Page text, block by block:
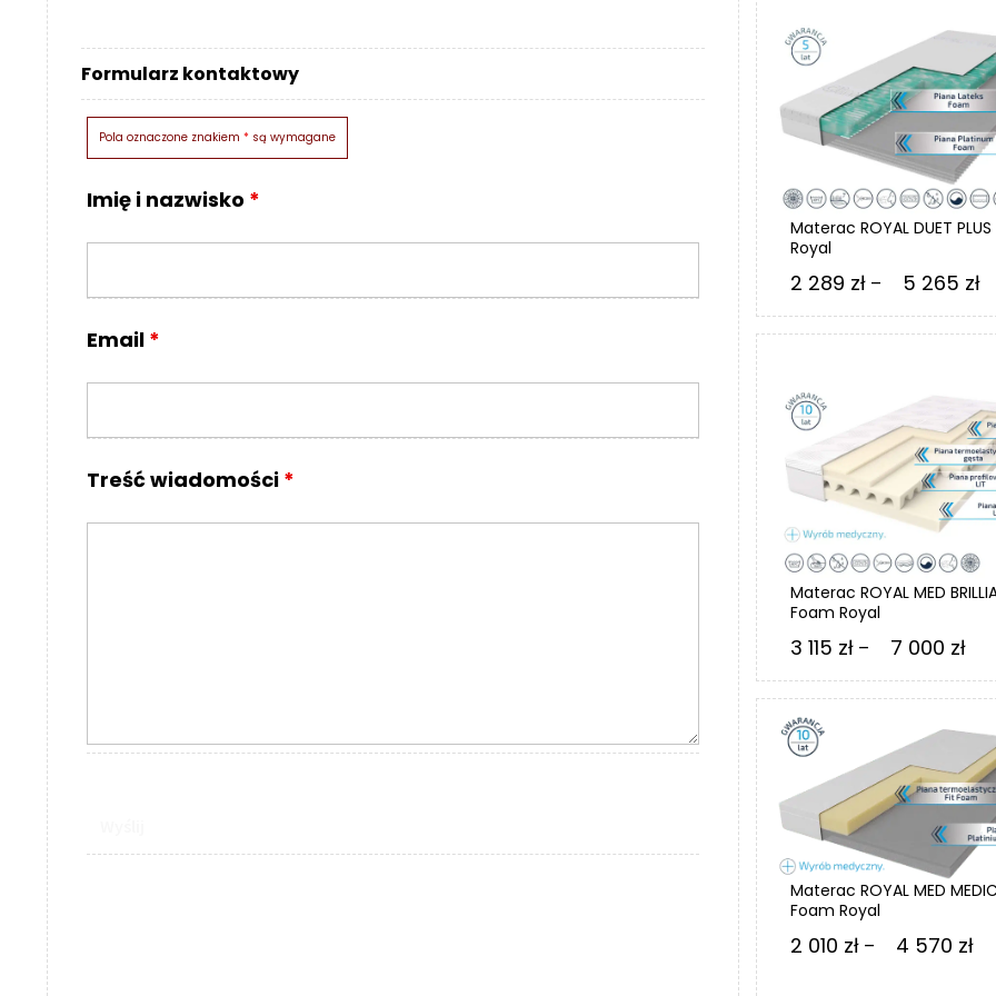
Formularz kontaktowy
Pola oznaczone znakiem * są wymagane
Imię i nazwisko *
Email *
Treść wiadomości *
Materac ROYAL DUET
Royal
2 289 zł – 5 265 zł
5
Materac ROYAL MED
Foam Royal
3 115 zł – 7 000 zł
od
3
115
do
7
Materac ROYAL MED
Foam Royal
2 010 zł – 4 570 zł